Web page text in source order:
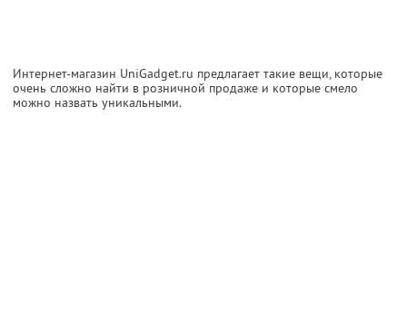
Интернет-магазин UniGadget.ru предлагает такие вещи, которые
очень сложно найти в розничной продаже и которые смело
можно назвать уникальными.